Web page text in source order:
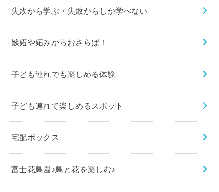
失敗から学ぶ・失敗からしか学べない
嫉妬や妬みからおさらば！
子ども連れでも楽しめる体験
子ども連れで楽しめるスポット
宅配ボックス
富士花鳥園♪鳥と花を楽しむ♪